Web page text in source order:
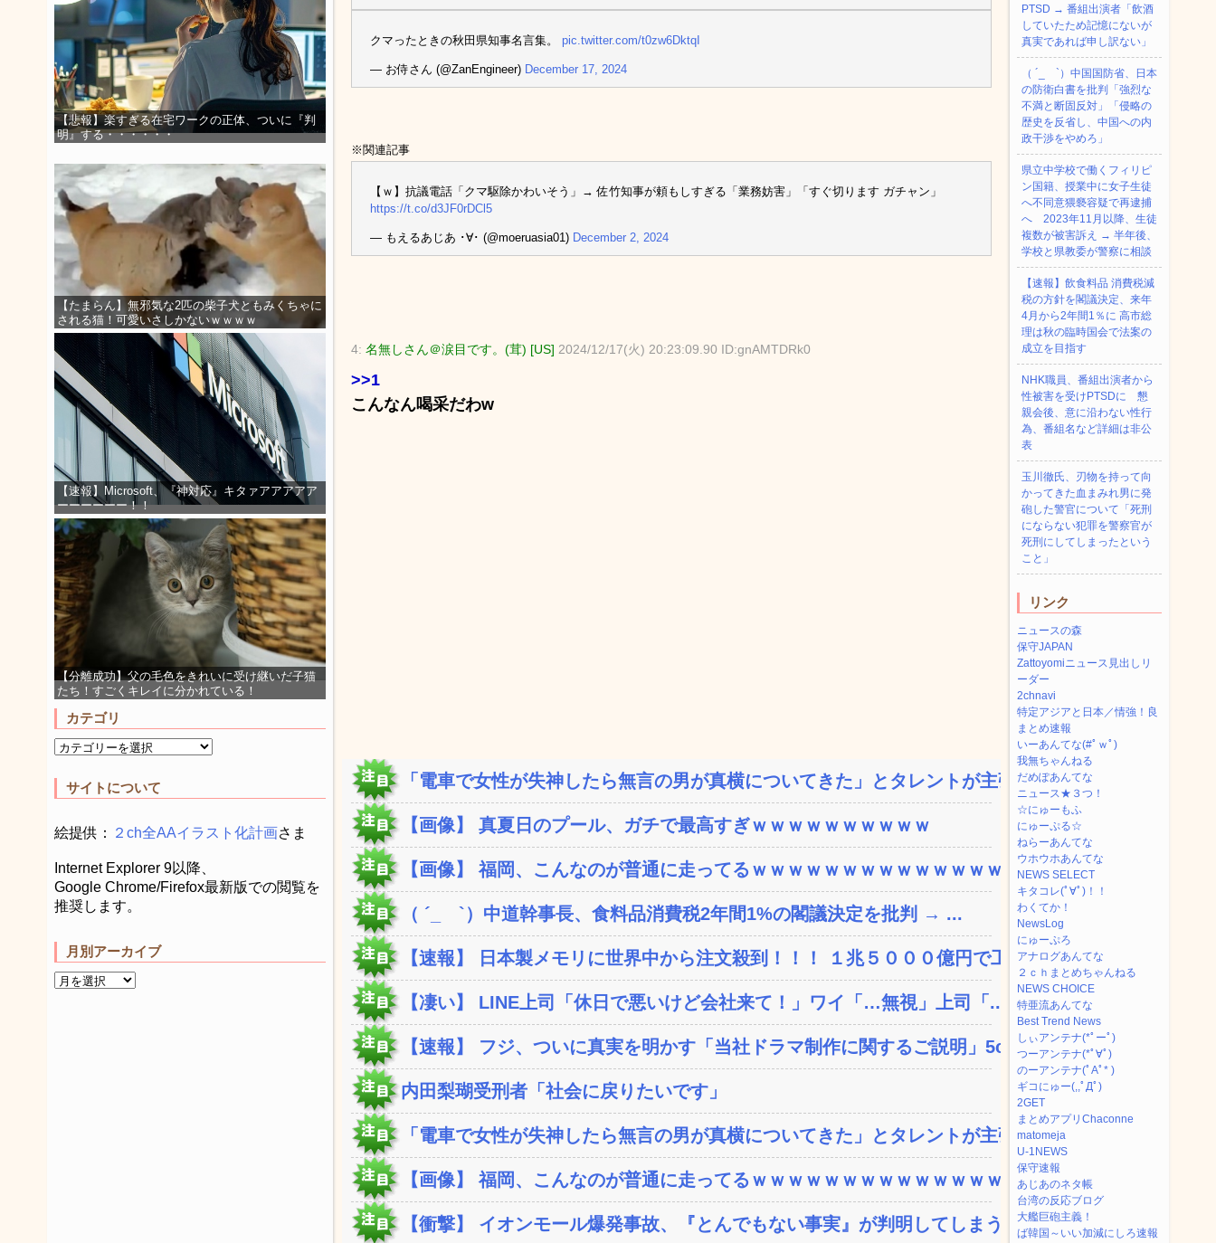
【悲報】楽すぎる在宅ワークの正体、ついに『判
明』する・・・・・・
【たまらん】無邪気な2匹の柴子犬ともみくちゃに
される猫！可愛いさしかないｗｗｗｗ
【速報】Microsoft、『神対応』キタァアアアアア
ーーーーーー！！
【分離成功】父の毛色をきれいに受け継いだ子猫
たち！すごくキレイに分かれている！
カテゴリ
サイトについて
絵提供： ２ch全AAイラスト化計画さま
Internet Explorer 9以降、
Google Chrome/Firefox最新版での閲覧を
推奨します。
月別アーカイブ
クマったときの秋田県知事名言集。 pic.twitter.com/t0zw6DktqI
— お侍さん (@ZanEngineer) December 17, 2024
※関連記事
【ｗ】抗議電話「クマ駆除かわいそう」→ 佐竹知事が頼もしすぎる「業務妨害」「すぐ切ります ガチャン」
https://t.co/d3JF0rDCl5
— もえるあじあ ･∀･ (@moeruasia01) December 2, 2024
4: 名無しさん＠涙目です。(茸) [US] 2024/12/17(火) 20:23:09.90 ID:gnAMTDRk0
>>1
こんなん喝采だわw
「電車で女性が失神したら無言の男が真横についてきた」とタレントが主張、...
【画像】 真夏日のプール、ガチで最高すぎｗｗｗｗｗｗｗｗｗｗ
【画像】 福岡、こんなのが普通に走ってるｗｗｗｗｗｗｗｗｗｗｗｗｗｗｗ...
（ ´_ゝ`）中道幹事長、食料品消費税2年間1%の閣議決定を批判 → ...
【速報】 日本製メモリに世界中から注文殺到！！！ １兆５０００億円で工...
【凄い】 LINE上司「休日で悪いけど会社来て！」ワイ「…無視」上司「...
【速報】 フジ、ついに真実を明かす「当社ドラマ制作に関するご説明」5c...
内田梨瑚受刑者「社会に戻りたいです」
「電車で女性が失神したら無言の男が真横についてきた」とタレントが主張、...
【画像】 福岡、こんなのが普通に走ってるｗｗｗｗｗｗｗｗｗｗｗｗｗｗｗ...
【衝撃】 イオンモール爆発事故、『とんでもない事実』が判明してしまう・...
PTSD → 番組出演者「飲酒
していたため記憶にないが
真実であれば申し訳ない」
（ ´_ゝ`）中国国防省、日本
の防衛白書を批判「強烈な
不満と断固反対」「侵略の
歴史を反省し、中国への内
政干渉をやめろ」
県立中学校で働くフィリピ
ン国籍、授業中に女子生徒
へ不同意猥褻容疑で再逮捕
へ 2023年11月以降、生徒
複数が被害訴え → 半年後、
学校と県教委が警察に相談
【速報】飲食料品 消費税減
税の方針を閣議決定、来年
4月から2年間1％に 高市総
理は秋の臨時国会で法案の
成立を目指す
NHK職員、番組出演者から
性被害を受けPTSDに 懇
親会後、意に沿わない性行
為、番組名など詳細は非公
表
玉川徹氏、刃物を持って向
かってきた血まみれ男に発
砲した警官について「死刑
にならない犯罪を警察官が
死刑にしてしまったという
こと」
リンク
ニュースの森
保守JAPAN
Zattoyomiニュース見出しリ
ーダー
2chnavi
特定アジアと日本／情強！良
まとめ速報
いーあんてな(#ﾟｗﾟ)
我無ちゃんねる
だめぽあんてな
ニュース★３つ！
☆にゅーもふ
にゅーぷる☆
ねらーあんてな
ウホウホあんてな
NEWS SELECT
キタコレ(ﾟ∀ﾟ)！！
わくてか！
NewsLog
にゅーぷろ
アナログあんてな
２ｃｈまとめちゃんねる
NEWS CHOICE
特亜流あんてな
Best Trend News
しぃアンテナ(*ﾟーﾟ)
つーアンテナ(*ﾟ∀ﾟ)
のーアンテナ(ﾟAﾟ* )
ギコにゅー(,,ﾟДﾟ)
2GET
まとめアプリChaconne
matomeja
U-1NEWS
保守速報
あじあのネタ帳
台湾の反応ブログ
大艦巨砲主義！
ば韓国～いい加減にしろ速報